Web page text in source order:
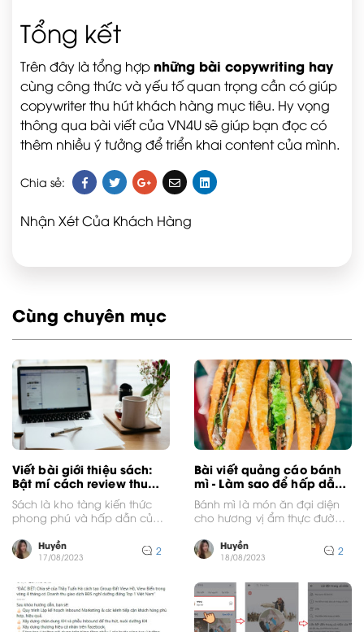
Tổng kết
Trên đây là tổng hợp những bài copywriting hay
cùng công thức và yếu tố quan trọng cần có giúp
copywriter thu hút khách hàng mục tiêu. Hy vọng
thông qua bài viết của VN4U sẽ giúp bạn đọc có
thêm nhiều ý tưởng để triển khai content của mình.
Chia sẻ:
Nhận Xét Của Khách Hàng
Cùng chuyên mục
Viết bài giới thiệu sách:
Bật mí cách review thu
hút nhất
Sách là kho tàng kiến thức
phong phú và hấp dẫn của
Huyền
17/08/2023 2
Bài viết quảng cáo bánh
mì - Làm sao để hấp dẫn
người đọc?
Bánh mì là món ăn đại diện
cho hương vị ẩm thực đường
Huyền
18/08/2023 2